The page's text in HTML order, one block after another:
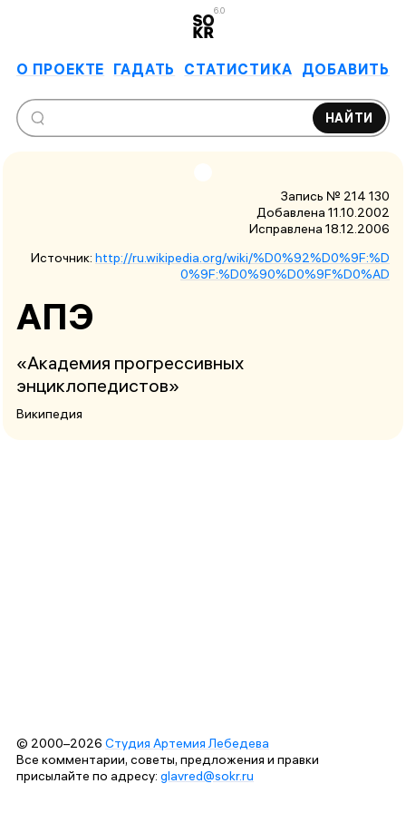
6.0
О ПРОЕКТЕ ГАДАТЬ СТАТИСТИКА ДОБАВИТЬ
НАЙТИ
Запись № 214 130
Добавлена 11.10.2002
Исправлена 18.12.2006
Источник: http://ru.wikipedia.org/wiki/%D0%92%D0%9F:%D
0%9F:%D0%90%D0%9F%D0%AD
АПЭ
«Академия прогрессивных
энциклопедистов»
Википедия
© 2000–2026 Студия Артемия Лебедева
Все комментарии, советы, предложения и правки
присылайте по адресу: glavred@sokr.ru